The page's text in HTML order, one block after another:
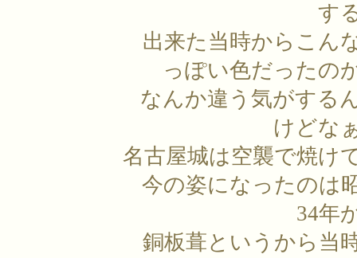
す
出来た当時からこん
っぽい色だったの
なんか違う気がする
けどな
名古屋城は空襲で焼け
今の姿になったのは
34年
銅板葺というから当